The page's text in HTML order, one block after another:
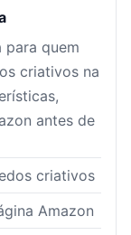
para quem
criativos na
antes de
criativos
Amazon